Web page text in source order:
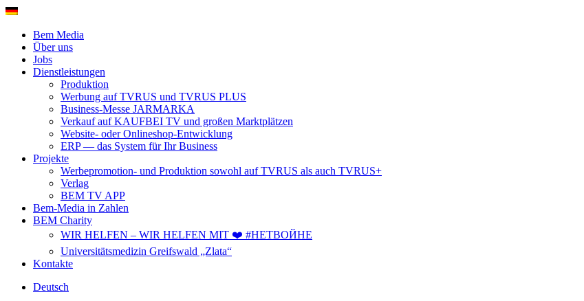
Bem Media
Über uns
Jobs
Dienstleistungen
Produktion
Werbung auf TVRUS und TVRUS PLUS
Business-Messe JARMARKA
Verkauf auf KAUFBEI TV und großen Marktplätzen
Website- oder Onlineshop-Entwicklung
ERP — das System für Ihr Business
Projekte
Werbepromotion- und Produktion sowohl auf TVRUS als auch TVRUS+
Verlag
BEM TV APP
Bem-Media in Zahlen
BEM Charity
WIR HELFEN – WIR HELFEN MIT ❤️ #НЕТВОЙНЕ
Universitätsmedizin Greifswald „Zlata“
Kontakte
Deutsch